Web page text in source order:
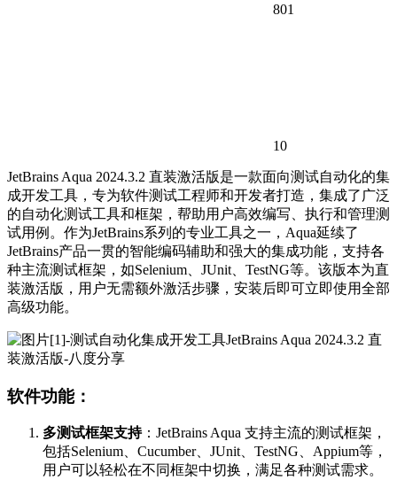
801
10
JetBrains Aqua 2024.3.2 直装激活版是一款面向测试自动化的集
成开发工具，专为软件测试工程师和开发者打造，集成了广泛
的自动化测试工具和框架，帮助用户高效编写、执行和管理测
试用例。作为JetBrains系列的专业工具之一，Aqua延续了
JetBrains产品一贯的智能编码辅助和强大的集成功能，支持各
种主流测试框架，如Selenium、JUnit、TestNG等。该版本为直
装激活版，用户无需额外激活步骤，安装后即可立即使用全部
高级功能。
软件功能：
多测试框架支持：JetBrains Aqua 支持主流的测试框架，
包括Selenium、Cucumber、JUnit、TestNG、Appium等，
用户可以轻松在不同框架中切换，满足各种测试需求。